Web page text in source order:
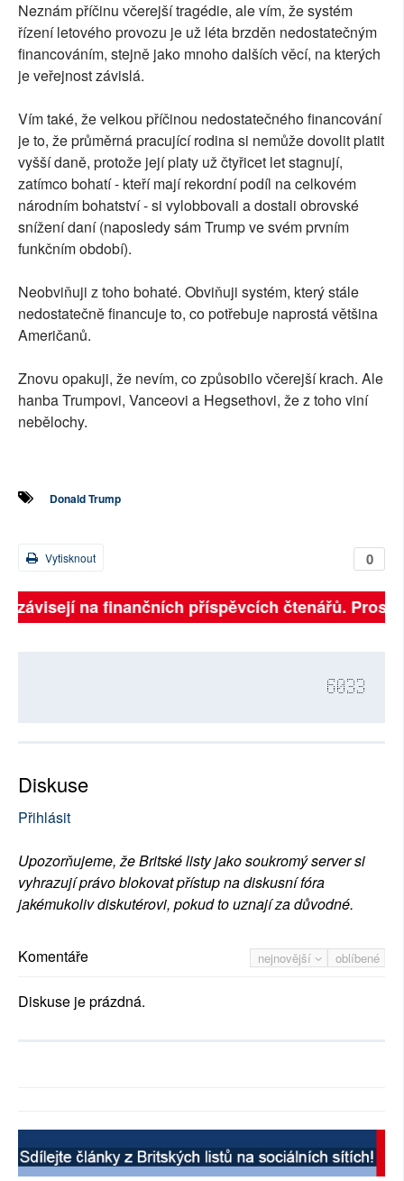
Neznám příčinu včerejší tragédie, ale vím, že systém
řízení letového provozu je už léta brzděn nedostatečným
financováním, stejně jako mnoho dalších věcí, na kterých
je veřejnost závislá.
Vím také, že velkou příčinou nedostatečného financování
je to, že průměrná pracující rodina si nemůže dovolit platit
vyšší daně, protože její platy už čtyřicet let stagnují,
zatímco bohatí - kteří mají rekordní podíl na celkovém
národním bohatství - si vylobbovali a dostali obrovské
snížení daní (naposledy sám Trump ve svém prvním
funkčním období).
Neobviňuji z toho bohaté. Obviňuji systém, který stále
nedostatečně financuje to, co potřebuje naprostá většina
Američanů.
Znovu opakuji, že nevím, co způsobilo včerejší krach. Ale
hanba Trumpovi, Vanceovi a Hegsethovi, že z toho viní
nebělochy.
Donald Trump
0
Vytisknout
na finančních příspěvcích čtenářů.
6033
Diskuse
Přihlásit
Upozorňujeme, že Britské listy jako soukromý server si
vyhrazují právo blokovat přístup na diskusní fóra
jakémukoliv diskutérovi, pokud to uznají za důvodné.
nejnovější oblíbené
Komentáře
Diskuse je prázdná.